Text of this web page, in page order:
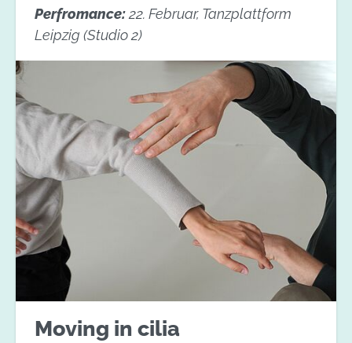
Perfromance:22. Februar, Tanzplattform
Leipzig (Studio 2)
Moving in cilia